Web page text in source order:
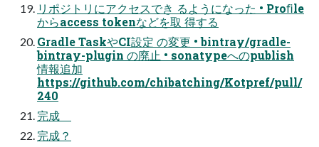
リポジトリにアクセスでき るようになった • Proﬁle
からaccess tokenなどを取 得する
Gradle TaskやCI設定 の変更 • bintray/gradle-
bintray-plugin の廃止 • sonatypeへのpublish
情報追加
https://github.com/chibatching/Kotpref/pull/
240
完成
完成？